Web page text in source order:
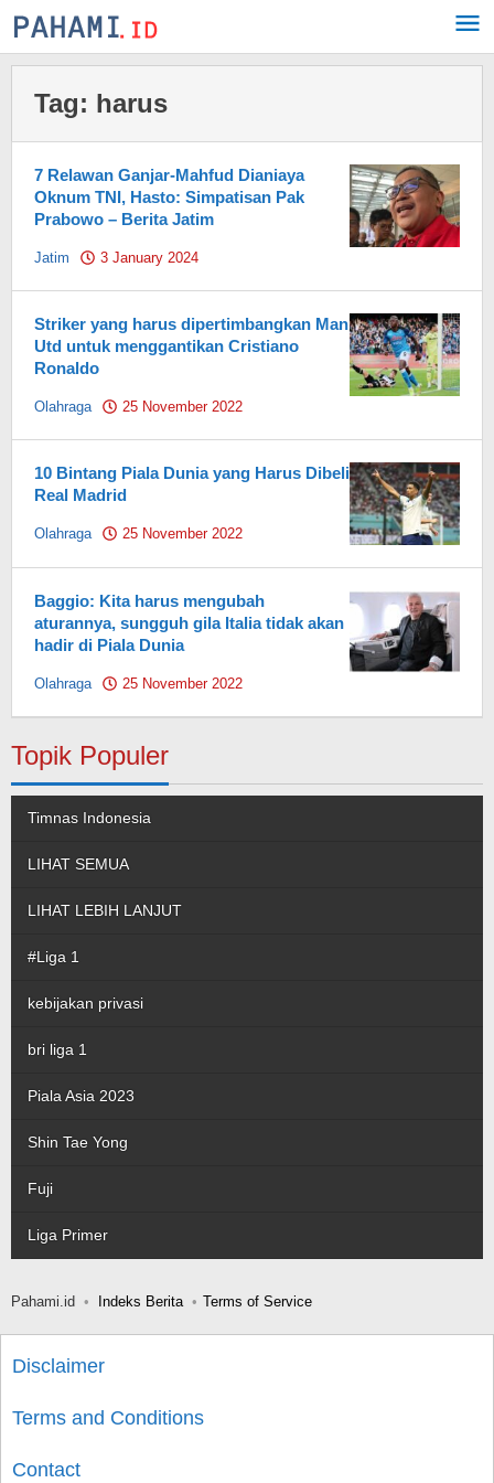
Skip
to
Tag: harus
7 Relawan Ganjar-Mahfud Dianiaya
Oknum TNI, Hasto: Simpatisan Pak
Prabowo – Berita Jatim
Jatim 3 January 2024
Striker yang harus dipertimbangkan Man
Utd untuk menggantikan Cristiano
Ronaldo
Olahraga 25 November 2022
10 Bintang Piala Dunia yang Harus Dibeli
Real Madrid
Olahraga 25 November 2022
Baggio: Kita harus mengubah
aturannya, sungguh gila Italia tidak akan
hadir di Piala Dunia
Olahraga 25 November 2022
Topik Populer
Timnas Indonesia
LIHAT SEMUA
LIHAT LEBIH LANJUT
#Liga 1
kebijakan privasi
bri liga 1
Piala Asia 2023
Shin Tae Yong
Fuji
Liga Primer
Pahami.id Indeks Berita Terms of Service
Disclaimer
Terms and Conditions
Contact